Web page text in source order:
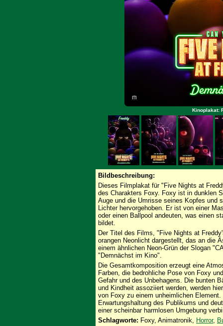
Kinoplakat:
Bildbeschreibung:
Dieses Filmplakat für "Five Nights at
des Charakters Foxy. Foxy ist in dunklen
Auge und die Umrisse seines Kopfes und
Lichter hervorgehoben. Er ist von einer
oder einen Ballpool andeuten, was einen
bildet.
Der Titel des Films, "Five Nights at
orangen Neonlicht dargestellt, das an die
einem ähnlichen Neon-Grün der Slogan
"Demnächst im Kino".
Die Gesamtkomposition erzeugt eine
Farben, die bedrohliche Pose von Foxy
Gefahr und des Unbehagens. Die bunten
und Kindheit assoziiert werden, werden
von Foxy zu einem unheimlichen
Erwartungshaltung des Publikums und
einer scheinbar harmlosen Umgebung
Schlagworte: Foxy, Animatronik, Horror,